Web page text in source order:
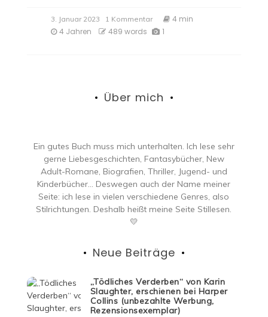
3. Januar 2023 1 Kommentarzu
„Lovely
von
erschienen
beim
Penguin
Verlag
4 min
4 Jahren
489 words 1
Über mich
Ein gutes Buch muss mich unterhalten. Ich lese sehr
gerne Liebesgeschichten, Fantasybücher, New
Adult-Romane, Biografien, Thriller, Jugend- und
Kinderbücher… Deswegen auch der Name meiner
Seite: ich lese in vielen verschiedene Genres, also
Stilrichtungen. Deshalb heißt meine Seite Stillesen.
💛
Neue Beiträge
„Tödliches Verderben“ von Karin
Slaughter, erschienen bei Harper
Collins (unbezahlte Werbung,
Rezensionsexemplar)